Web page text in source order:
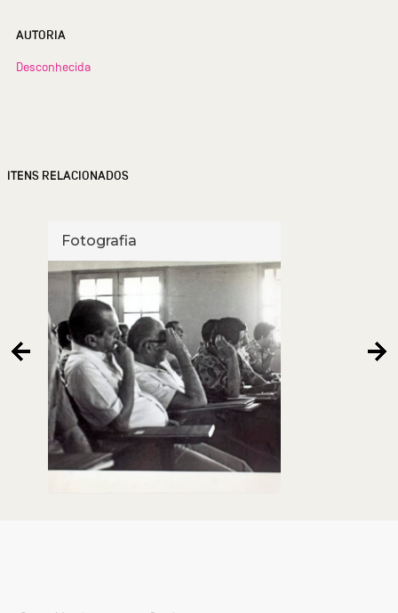
AUTORIA
Desconhecida
ITENS RELACIONADOS
Fotografia